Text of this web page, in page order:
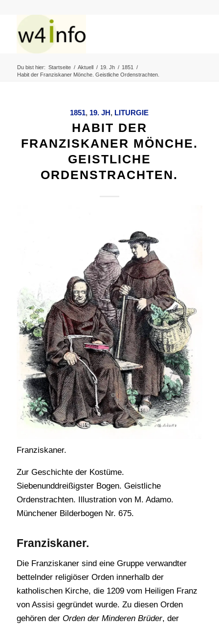
Du bist hier: Startseite / Aktuell / 19. Jh / 1851
/
Habit der Franziskaner Mönche. Geistliche Ordenstrachten.
1851, 19. JH, LITURGIE
HABIT DER
FRANZISKANER MÖNCHE.
GEISTLICHE
ORDENSTRACHTEN.
Franziskaner.
Zur Geschichte der Kostüme.
Siebenunddreißigster Bogen. Geistliche
Ordenstrachten. Illustration von M. Adamo.
Münchener Bilderbogen Nr. 675.
Franziskaner.
Die Franziskaner sind eine Gruppe verwandter
bettelnder religiöser Orden innerhalb der
katholischen Kirche, die 1209 vom Heiligen Franz
von Assisi gegründet wurde. Zu diesen Orden
gehören der Orden der Minderen Brüder, der